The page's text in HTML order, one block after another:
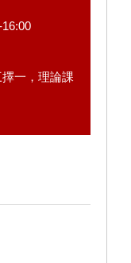
16:00
一，理論課